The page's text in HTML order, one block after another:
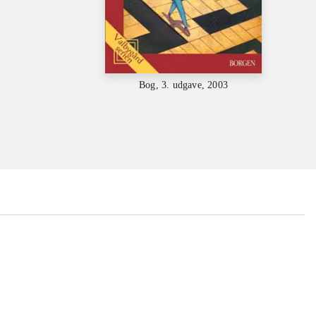
Bog, 3. udgave, 2003